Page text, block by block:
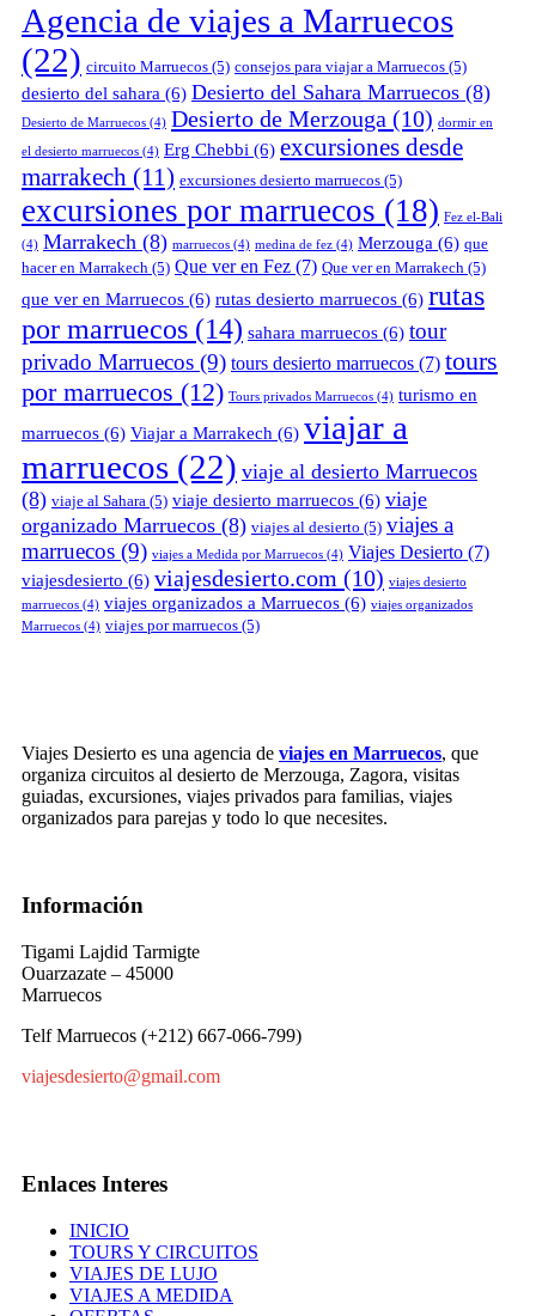
Agencia de viajes a Marruecos
(22) circuito Marruecos (5) consejos para viajar a Marruecos (5)
desierto del sahara (6) Desierto del Sahara Marruecos (8)
Desierto de Marruecos (4) Desierto de Merzouga (10) dormir en
el desierto marruecos (4) Erg Chebbi (6) excursiones desde
marrakech (11) excursiones desierto marruecos (5)
excursiones por marruecos (18) Fez el-Bali
(4) Marrakech (8) marruecos (4) medina de fez (4) Merzouga (6) que
hacer en Marrakech (5) Que ver en Fez (7) Que ver en Marrakech (5)
que ver en Marruecos (6) rutas desierto marruecos (6) rutas
por marruecos (14) sahara marruecos (6) tour
privado Marruecos (9) tours desierto marruecos (7) tours
por marruecos (12) Tours privados Marruecos (4) turismo en
marruecos (6) Viajar a Marrakech (6) viajar a
marruecos (22) viaje al desierto Marruecos
(8) viaje al Sahara (5) viaje desierto marruecos (6) viaje
organizado Marruecos (8) viajes al desierto (5) viajes a
marruecos (9) viajes a Medida por Marruecos (4) Viajes Desierto (7)
viajesdesierto (6) viajesdesierto.com (10) viajes desierto
marruecos (4) viajes organizados a Marruecos (6) viajes organizados
Marruecos (4) viajes por marruecos (5)
Viajes Desierto es una agencia de viajes en Marruecos, que
organiza circuitos al desierto de Merzouga, Zagora, visitas
guiadas, excursiones, viajes privados para familias, viajes
organizados para parejas y todo lo que necesites.
Información
Tigami Lajdid Tarmigte
Ouarzazate – 45000
Marruecos
Telf Marruecos (+212) 667-066-799)
viajesdesierto@gmail.com
Enlaces Interes
INICIO
TOURS Y CIRCUITOS
VIAJES DE LUJO
VIAJES A MEDIDA